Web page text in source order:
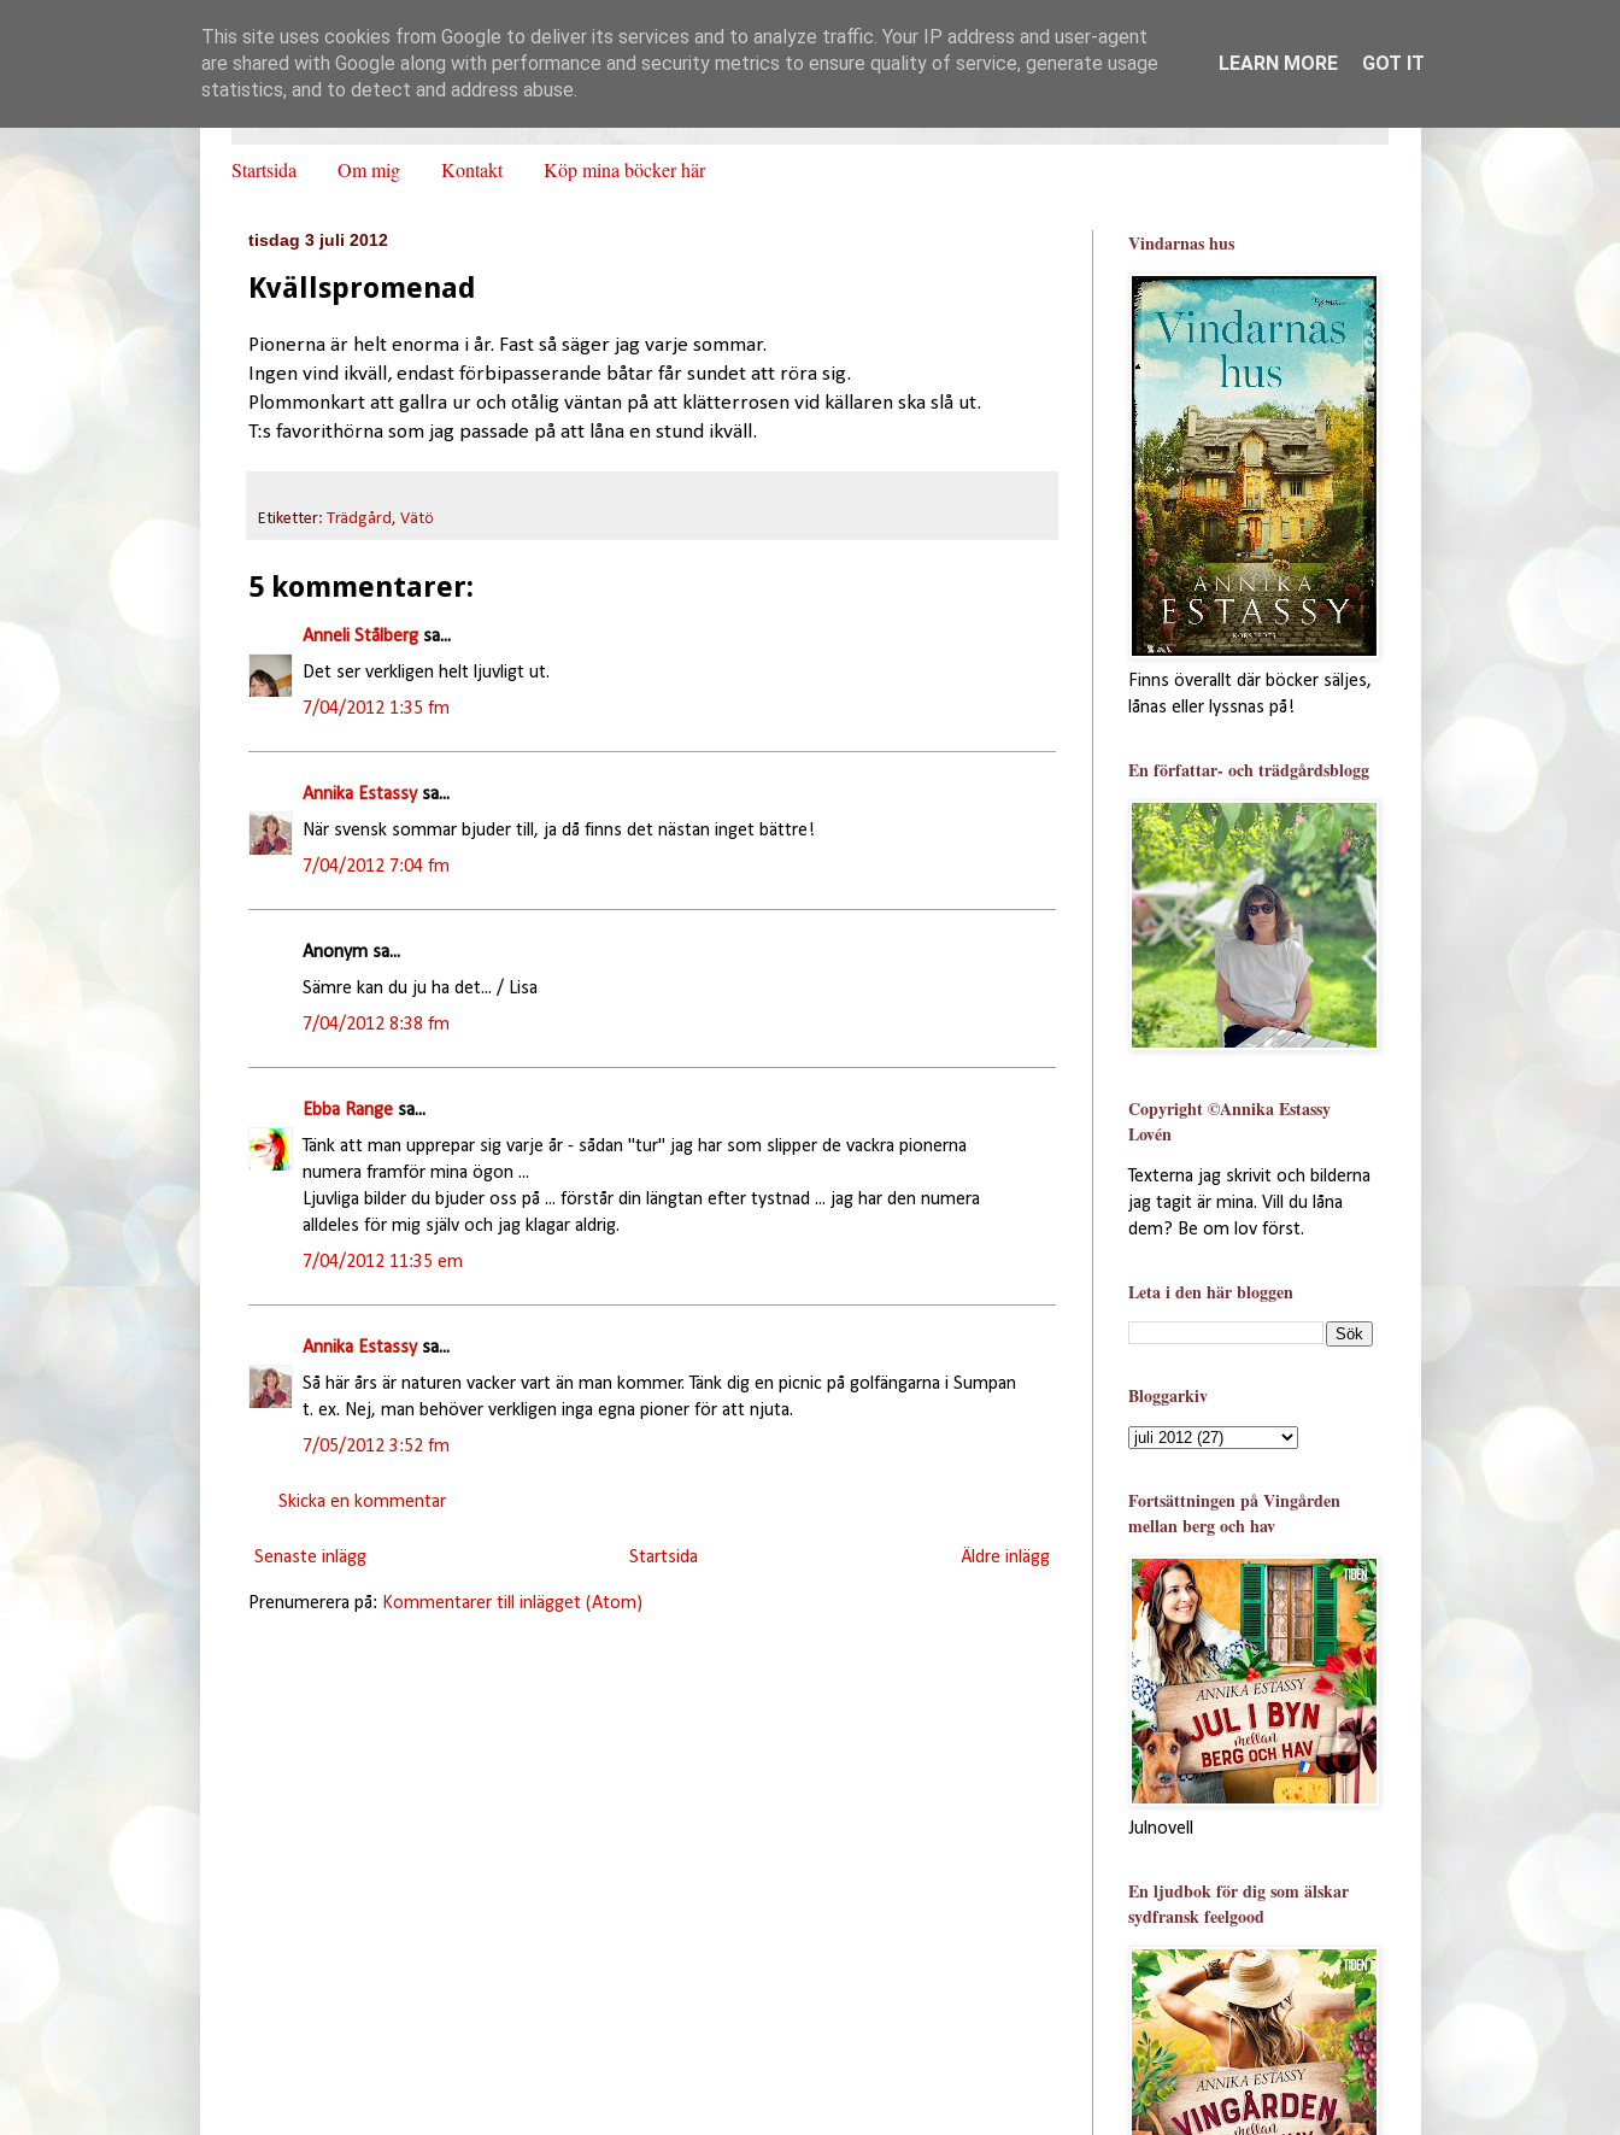
Startsida Om mig Kontakt Köp mina böcker här
tisdag 3 juli 2012
Kvällspromenad
Pionerna är helt enorma i år. Fast så säger jag varje sommar.
Ingen vind ikväll, endast förbipasserande båtar får sundet att röra sig.
Plommonkart att gallra ur och otålig väntan på att klätterrosen vid källaren ska slå ut.
T:s favorithörna som jag passade på att låna en stund ikväll.
Etiketter: Trädgård , Vätö
5 kommentarer:
Anneli Stålbergsa...
Det ser verkligen helt ljuvligt ut.
7/04/2012 1:35 fm
Annika Estassysa...
När svensk sommar bjuder till, ja då finns det nästan inget bättre!
7/04/2012 7:04 fm
Anonym sa...
Sämre kan du ju ha det... / Lisa
7/04/2012 8:38 fm
Ebba Rangesa...
Tänk att man upprepar sig varje år - sådan "tur" jag har som slipper de vackra pionerna
numera framför mina ögon ...
Ljuvliga bilder du bjuder oss på ... förstår din längtan efter tystnad ... jag har den numera
alldeles för mig själv och jag klagar aldrig.
7/04/2012 11:35 em
Annika Estassysa...
Så här års är naturen vacker vart än man kommer. Tänk dig en picnic på golfängarna i Sumpan
t. ex. Nej, man behöver verkligen inga egna pioner för att njuta.
7/05/2012 3:52 fm
Skicka en kommentar
Senaste inlägg Äldre inlägg
Startsida
Prenumerera på: Kommentarer till inlägget (Atom)
Vindarnas hus
Finns överallt där böcker säljes,
lånas eller lyssnas på!
En författar- och trädgårdsblogg
Copyright ©Annika Estassy
Lovén
Texterna jag skrivit och bilderna
jag tagit är mina. Vill du låna
dem? Be om lov först.
Leta i den här bloggen
Bloggarkiv
Fortsättningen på Vingården
mellan berg och hav
Julnovell
En ljudbok för dig som älskar
sydfransk feelgood
This site uses cookies from Google to deliver its services and to analyze traffic. Your IP address and user-agent
are shared with Google along with performance and security metrics to ensure quality of service, generate usage
statistics, and to detect and address abuse.
LEARN MORE GOT IT